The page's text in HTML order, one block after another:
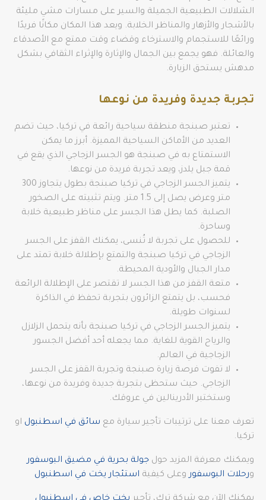
الشلالات الطبيعية الجميلة والسير على مسارات مشي مليئة
بالأشجار والأزهار والمناظر الخلابة. ويعد هذا المكان مكانًا فريدًا
ورائعًا للاستجمام والاسترخاء وقضاء وقت ممتع مع الأصدقاء
والعائلة. فهو يجمع بين الجمال والإثارة والإثراء الثقافي بشكل
مدهش يستحق الزيارة.
تجربة جديدة وفريدة من نوعها
تعتبر صبنجة منطقة سياحية رائعة في تركيا، حيث تضم
العديد من الأماكن السياحية المميزة. أبرز ما يمكن
الاستمتاع به في صبنجة هو الجسر الزجاجي الذي يقع في
قمة جبل يلدز، ويعد تجربة فريدة من نوعها.
يتميز الجسر الزجاجي في تركيا صبنجة بطول يتجاوز 300
متر وعرض يصل إلى 1.5 متر. ويتم تثبيته على الصخور
الصلبة. كما يطل هذا الجسر على مناظر طبيعية خلابة
وساحرة.
للحصول على تجربة لا تُنسى، يمكنك القفز على الجسر
الزجاجي في تركيا صبنجة والتمتع بإطلالة خلابة تمتد على
مدار الجبال والأودية المحيطة.
متعة القفز من هذا الجسر لا تقتصر على الإطلالة الرائعة
فحسب، بل يتمتع الزائرون بتجربة تحفظ في الذاكرة
لسنوات طويلة.
يتميز الجسر الزجاجي في تركيا صبنجة بأنه يتحمل الزلازل
والرياح القوية للغاية. مما يجعله أحد أفضل الجسور
الزجاجية في العالم.
لا تفوت فرصة زيارة صبنجة وتجربة القفز على الجسر
الزجاجي. حيث ستحظى بتجربة جديدة وفريدة من نوعها،
وستختبر الأدرينالين في عروقك.
تعرف معنا على ترتيبات تأجير سيارة مع سائق في اسطنبول او
تركيا.
ويمكنك معرفة المزيد حول جولة بحرية في مضيق البوسفور
ورحلات البوسفوروعلى كيفية استئجار يخت في اسطنبول